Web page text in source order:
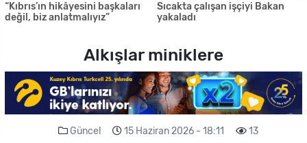
“Kıbrıs’ın hikâyesini başkaları
değil, biz anlatmalıyız”
Sıcakta çalışan işçiyi Bakan
yakaladı
Alkışlar miniklere
Güncel 15 Haziran 2026 - 18:11 13